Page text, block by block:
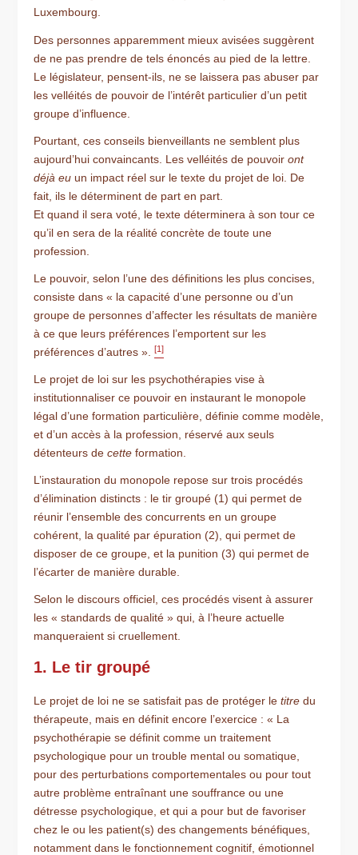
Luxembourg.
Des personnes apparemment mieux avisées suggèrent
de ne pas prendre de tels énoncés au pied de la lettre.
Le législateur, pensent-ils, ne se laissera pas abuser par
les velléités de pouvoir de l’intérêt particulier d’un petit
groupe d’influence.
Pourtant, ces conseils bienveillants ne semblent plus
aujourd’hui convaincants. Les velléités de pouvoiront
déjà eu un impact réel sur le texte du projet de loi. De
fait, ils le déterminent de part en part.
Et quand il sera voté, le texte déterminera à son tour ce
qu’il en sera de la réalité concrète de toute une
profession.
Le pouvoir, selon l’une des définitions les plus concises,
consiste dans « la capacité d’une personne ou d’un
groupe de personnes d’affecter les résultats de manière
à ce que leurs préférences l’emportent sur les
préférences d’autres ».[1]
Le projet de loi sur les psychothérapies vise à
institutionnaliser ce pouvoir en instaurant le monopole
légal d’une formation particulière, définie comme modèle,
et d’un accès à la profession, réservé aux seuls
détenteurs decette formation.
L’instauration du monopole repose sur trois procédés
d’élimination distincts : le tir groupé (1) qui permet de
réunir l’ensemble des concurrents en un groupe
cohérent, la qualité par épuration (2), qui permet de
disposer de ce groupe, et la punition (3) qui permet de
l’écarter de manière durable.
Selon le discours officiel, ces procédés visent à assurer
les « standards de qualité » qui, à l’heure actuelle
manqueraient si cruellement.
1. Le tir groupé
Le projet de loi ne se satisfait pas de protéger letitre du
thérapeute, mais en définit encore l’exercice : « La
psychothérapie se définit comme un traitement
psychologique pour un trouble mental ou somatique,
pour des perturbations comportementales ou pour tout
autre problème entraînant une souffrance ou une
détresse psychologique, et qui a pour but de favoriser
chez le ou les patient(s) des changements bénéfiques,
notamment dans le fonctionnement cognitif, émotionnel